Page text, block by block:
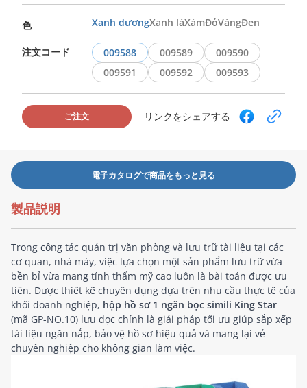
色 Xanh dươngXanh láXámĐỏVàngĐen
注文コード 009588 009589
009590
009591
009592 009593
ご注文 リンクをシェアする
電子カタログで商品をもっと見る
製品説明
Trong công tác quản trị văn phòng và lưu trữ tài liệu tại các
cơ quan, nhà máy, việc lựa chọn một sản phẩm lưu trữ vừa
bền bỉ vừa mang tính thẩm mỹ cao luôn là bài toán được ưu
tiên. Được thiết kế chuyên dụng dựa trên nhu cầu thực tế của
khối doanh nghiệp, hộp hồ sơ 1 ngăn bọc simili King Star
(mã GP-NO.10) lưu dọc chính là giải pháp tối ưu giúp sắp xếp
tài liệu ngăn nắp, bảo vệ hồ sơ hiệu quả và mang lại vẻ
chuyên nghiệp cho không gian làm việc.